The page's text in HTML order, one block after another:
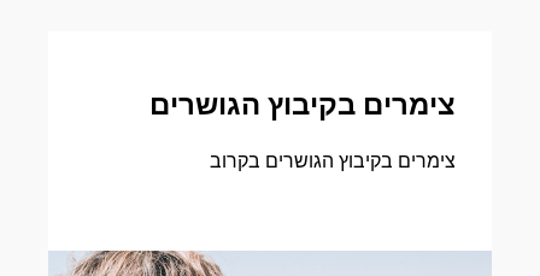
צימרים בקיבוץ הגושרים
צימרים בקיבוץ הגושרים בקרוב